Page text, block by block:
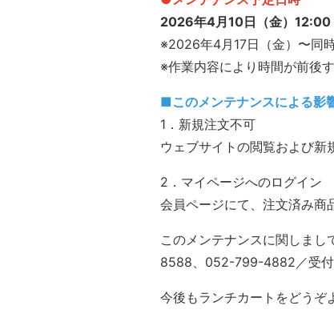
2026年4月10日（金）
※2026年4月17日（金）〜同
※作業内容により時間が前後
■このメンテナンスによる影
1．新規注文不可
ウェブサイトの閲覧および新
2．マイページへのログイン
会員ページにて、注文済み商
このメンテナンスに関しま
8588、052-799-4882／受付
今後もランチカートをどうぞ